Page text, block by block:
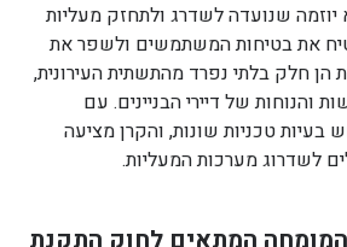
יוזמה שנועדה לשדרג ולתחזק מעליות
את בטיחות המשתמשים ולשפר את
הן חלק בלתי נפרד מהתשתית העירונית,
והנוחות של דיירי הבניינים. עם
טכניות שונות, והקרן מציעה
לשדרוג מערכות המעליות.